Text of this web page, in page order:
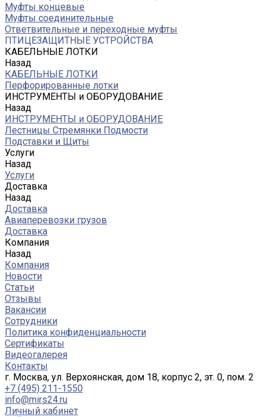
Муфты концевые
Муфты соединительные
Ответвительные и переходные муфты
ПТИЦЕЗАЩИТНЫЕ УСТРОЙСТВА
КАБЕЛЬНЫЕ ЛОТКИ
Назад
КАБЕЛЬНЫЕ ЛОТКИ
Перфорированные лотки
ИНСТРУМЕНТЫ и ОБОРУДОВАНИЕ
Назад
ИНСТРУМЕНТЫ и ОБОРУДОВАНИЕ
Лестницы Стремянки Подмости
Подставки и Щиты
Услуги
Назад
Услуги
Доставка
Назад
Доставка
Авиаперевозки грузов
Доставка
Компания
Назад
Компания
Новости
Статьи
Отзывы
Вакансии
Сотрудники
Политика конфиденциальности
Сертификаты
Видеогалерея
Контакты
г. Москва, ул. Верхоянская, дом 18, корпус 2, эт. 0, пом. 2
+7 (495) 211-1550
info@mirs24.ru
Личный кабинет